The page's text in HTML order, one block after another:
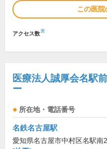
この医院
アクセス数※
医療法人誠厚会名駅
ー
所在地・電話番号
名鉄名古屋駅
愛知県名古屋市中村区名駅